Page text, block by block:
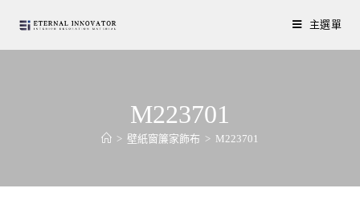
主選單
M223701
> 壁紙窗簾家飾布 > M223701